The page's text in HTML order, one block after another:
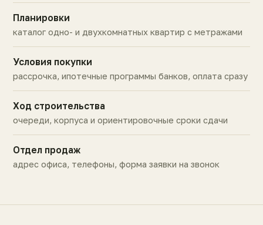
Планировки
каталог одно- и двухкомнатных квартир с метражами
Условия покупки
рассрочка, ипотечные программы банков, оплата сразу
Ход строительства
очереди, корпуса и ориентировочные сроки сдачи
Отдел продаж
адрес офиса, телефоны, форма заявки на звонок